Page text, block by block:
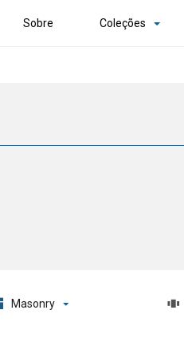
Sobre Coleções
Masonry